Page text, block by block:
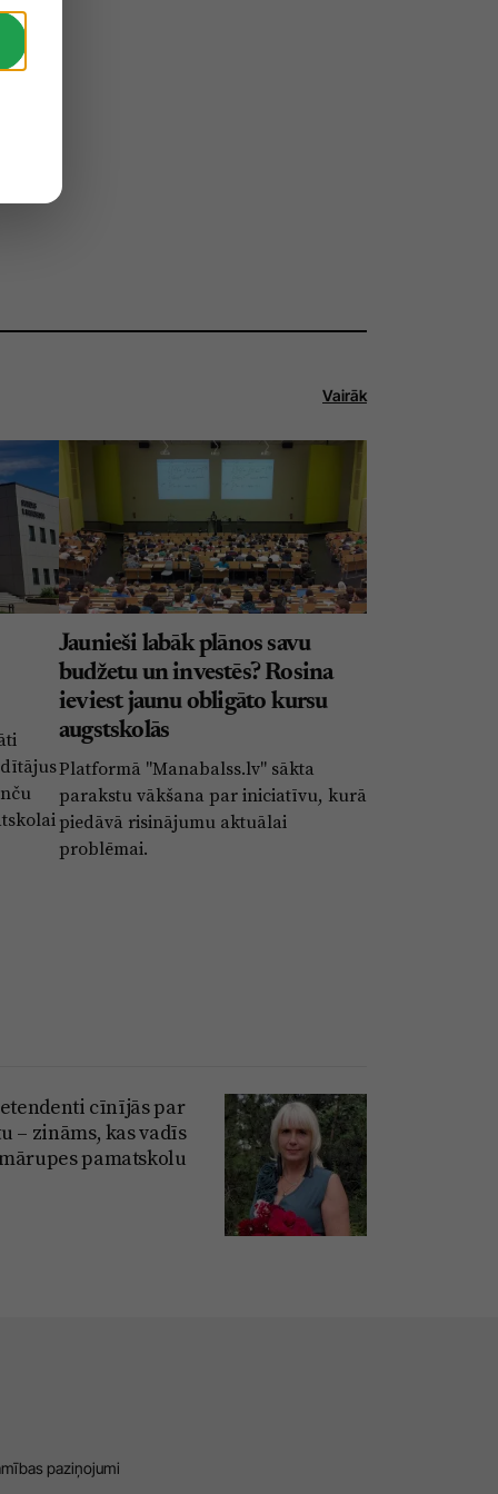
Vairāk
Jaunieši labāk plānos savu
budžetu un investēs? Rosina
ieviest jaunu obligāto kursu
augstskolās
Platformā "Manabalss.lv" sākta
parakstu vākšana par iniciatīvu, kurā
piedāvā risinājumu aktuālai
problēmai.
cīnījās par
– zināms, kas vadīs
pamatskolu
paziņojumi